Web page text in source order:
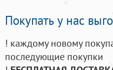
Покупать у нас
! каждому новому
последующие покупки